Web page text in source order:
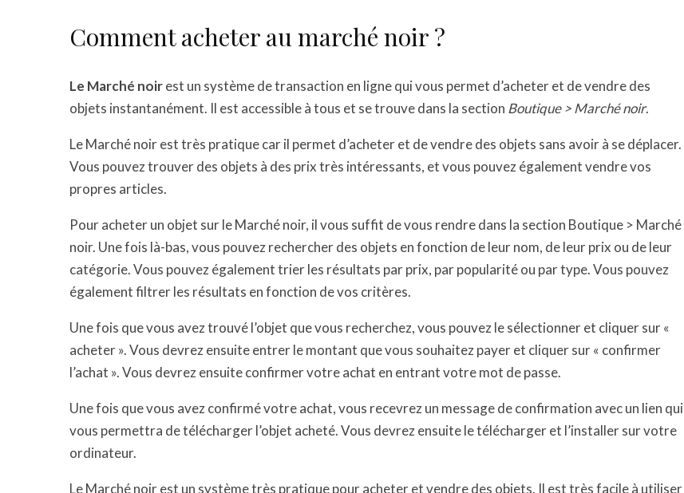
Comment acheter au marché noir ?
Le Marché noirest un système de transaction en ligne qui vous permet d’acheter et de vendre des
objets instantanément. Il est accessible à tous et se trouve dans la section Boutique > Marché noir.
Le Marché noir est très pratique car il permet d’acheter et de vendre des objets sans avoir à se déplacer.
Vous pouvez trouver des objets à des prix très intéressants, et vous pouvez également vendre vos
propres articles.
Pour acheter un objet sur le Marché noir, il vous suffit de vous rendre dans la section Boutique > Marché
noir. Une fois là-bas, vous pouvez rechercher des objets en fonction de leur nom, de leur prix ou de leur
catégorie. Vous pouvez également trier les résultats par prix, par popularité ou par type. Vous pouvez
également filtrer les résultats en fonction de vos critères.
Une fois que vous avez trouvé l’objet que vous recherchez, vous pouvez le sélectionner et cliquer sur «
acheter ». Vous devrez ensuite entrer le montant que vous souhaitez payer et cliquer sur « confirmer
l’achat ». Vous devrez ensuite confirmer votre achat en entrant votre mot de passe.
Une fois que vous avez confirmé votre achat, vous recevrez un message de confirmation avec un lien qui
vous permettra de télécharger l’objet acheté. Vous devrez ensuite le télécharger et l’installer sur votre
ordinateur.
Le Marché noir est un système très pratique pour acheter et vendre des objets. Il est très facile à utiliser